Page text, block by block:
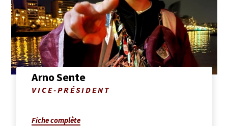
Arno
Sente
Photo
Sente
Arno Sente
VICE-PRÉSIDENT
Fiche complète